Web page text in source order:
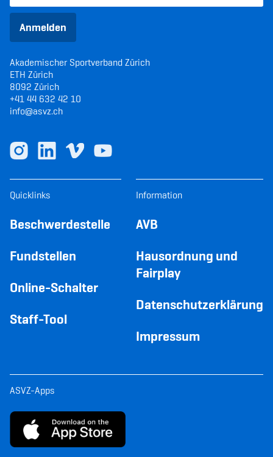
Anmelden
Akademischer Sportverband Zürich
ETH Zürich
8092 Zürich
+41 44 632 42 10
info@asvz.ch
Quicklinks
Beschwerdestelle
Fundstellen
Online-Schalter
Staff-Tool
Information
AVB
Hausordnung und
Fairplay
Datenschutzerklärung
Impressum
ASVZ-Apps